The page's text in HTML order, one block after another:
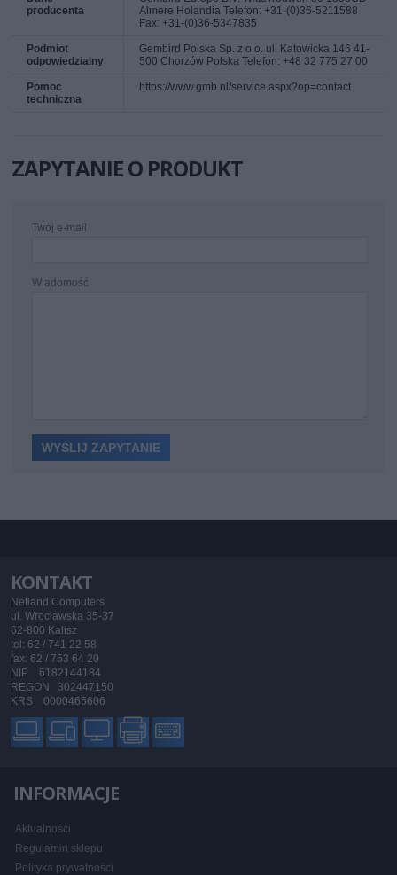
producenta
Almere Holandia Telefon: +31-(0)36-5211588
Fax: +31-(0)36-5347835
Podmiot
odpowiedzialny
Gembird Polska Sp. z o.o. ul. Katowicka 146 41-
500 Chorzów Polska Telefon: +48 32 775 27 00
Pomoc
techniczna
https://www.gmb.nl/service.aspx?op=contact
ZAPYTANIE O PRODUKT
Twój e-mail
Wiadomość
KONTAKT
Netland Computers
ul. Wrocławska 35-37
62-800 Kalisz
tel: 62 / 741 22 58
fax: 62 / 753 64 20
NIP 6182144184
REGON 302447150
KRS 0000465606
INFORMACJE
Aktualności
Regulamin sklepu
Polityka prywatności